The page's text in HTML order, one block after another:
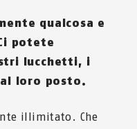
qualcosa e
potete
lucchetti, i
loro posto.
illimitato. Che